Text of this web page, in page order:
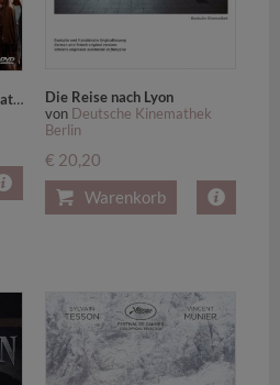
Das 1. Evangelium nach Matthäus,1 DVD
Die Reise nach Lyon
von Deutsche Kinemathek
Berlin
€ 20,20
Warenkorb